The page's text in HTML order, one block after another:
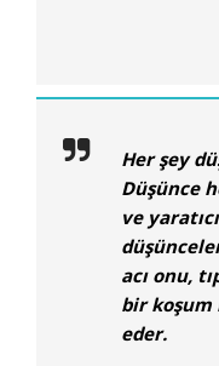
Her şey
Düşünce
ve
acı onu,
bir koşum
eder.